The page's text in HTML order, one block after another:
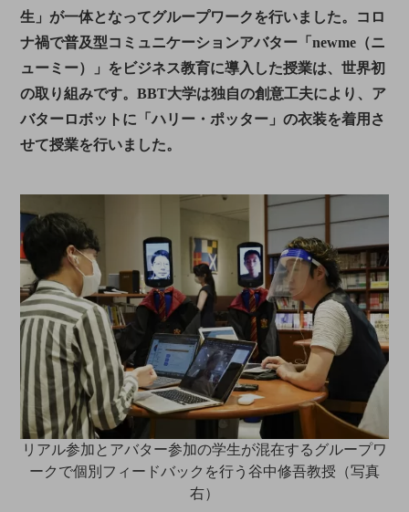
生」が一体となってグループワークを行いました。コロ
ナ禍で普及型コミュニケーションアバター「newme（ニ
ューミー）」をビジネス教育に導入した授業は、世界初
の取り組みです。BBT大学は独自の創意工夫により、ア
バターロボットに「ハリー・ポッター」の衣装を着用さ
せて授業を行いました。
リアル参加とアバター参加の学生が混在するグループワ
ークで個別フィードバックを行う谷中修吾教授（写真
右）